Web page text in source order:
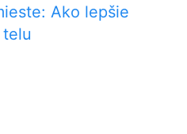
Ako lepšie